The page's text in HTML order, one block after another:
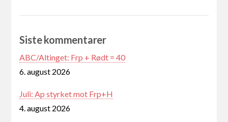
Siste kommentarer
ABC/Altinget: Frp + Rødt = 40
6. august 2026
Juli: Ap styrket mot Frp+H
4. august 2026